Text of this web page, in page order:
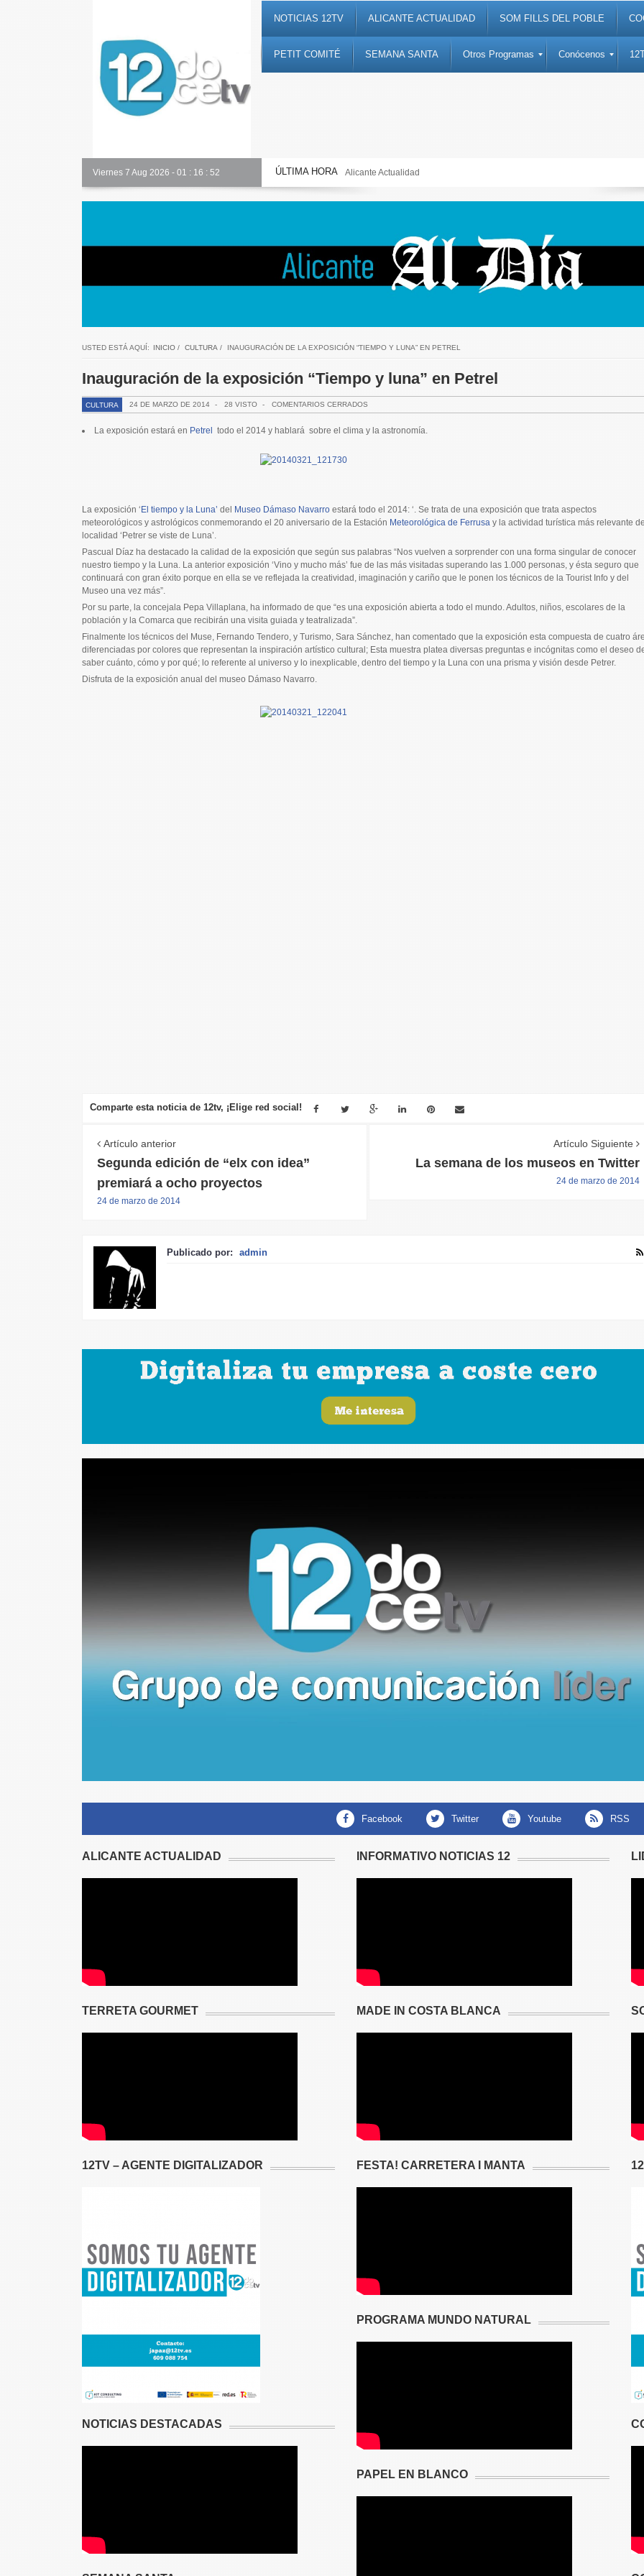
NOTICIAS 12TV ALICANTE ACTUALIDAD SOM FILLS DEL POBLE
PETIT COMITÉ SEMANA SANTA Otros Programas Conócenos
Viernes 7 Aug 2026 - 01 : 16 : 53 ÚLTIMA HORA Alicante Actualidad
USTED ESTÁ AQUÍ: INICIO/ CULTURA / INAUGURACIÓN DE LA EXPOSICIÓN “TIEMPO Y LUNA” EN PETREL
Inauguración de la exposición “Tiempo y luna” en Petrel
CULTURA 24 DE MARZO DE 2014 - 28 VISTO - COMENTARIOS CERRADOS
La exposición estará en Petrel todo el 2014 y hablará sobre el clima y la astronomía.
La exposición ‘El tiempo y la Luna’ del Museo Dámaso Navarroestará todo el 2014: ‘. Se trata de una exposición que trata aspectos
meteorológicos y astrológicos conmemorando el 20 aniversario de la Estación Meteorológica de Ferrusa y la actividad turística más relevante
localidad ‘Petrer se viste de Luna’.
Pascual Díaz ha destacado la calidad de la exposición que según sus palabras “Nos vuelven a sorprender con una forma singular de conocer
nuestro tiempo y la Luna. La anterior exposición ‘Vino y mucho más’ fue de las más visitadas superando las 1.000 personas, y ésta seguro que
continuará con gran éxito porque en ella se ve reflejada la creatividad, imaginación y cariño que le ponen los técnicos de la Tourist Info y del
Museo una vez más”.
Por su parte, la concejala Pepa Villaplana, ha informado de que “es una exposición abierta a todo el mundo. Adultos, niños, escolares de la
población y la Comarca que recibirán una visita guiada y teatralizada”.
Finalmente los técnicos del Muse, Fernando Tendero, y Turismo, Sara Sánchez, han comentado que la exposición esta compuesta de cuatro
diferenciadas por colores que representan la inspiración artístico cultural; Esta muestra platea diversas preguntas e incógnitas como el deseo
saber cuánto, cómo y por qué; lo referente al universo y lo inexplicable, dentro del tiempo y la Luna con una prisma y visión desde Petrer.
Disfruta de la exposición anual del museo Dámaso Navarro.
Comparte esta noticia de 12tv, ¡Elige red social!
Artículo anterior
Segunda edición de “elx con idea”
premiará a ocho proyectos
24 de marzo de 2014
Artículo Siguiente
La semana de los museos en Twitter
24 de marzo de 2014
Publicado por: admin
facebook twitter youtube RSS
ALICANTE ACTUALIDAD
TERRETA GOURMET
12TV – AGENTE DIGITALIZADOR
NOTICIAS DESTACADAS
INFORMATIVO NOTICIAS 12
MADE IN COSTA BLANCA
FESTA! CARRETERA I MANTA
PROGRAMA MUNDO NATURAL
PAPEL EN BLANCO